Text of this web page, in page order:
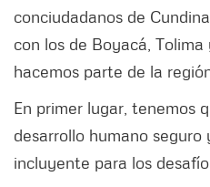
conciudadanos de
con los de Boyacá,
hacemos parte de la
En primer lugar, tenemos
desarrollo humano
incluyente para los